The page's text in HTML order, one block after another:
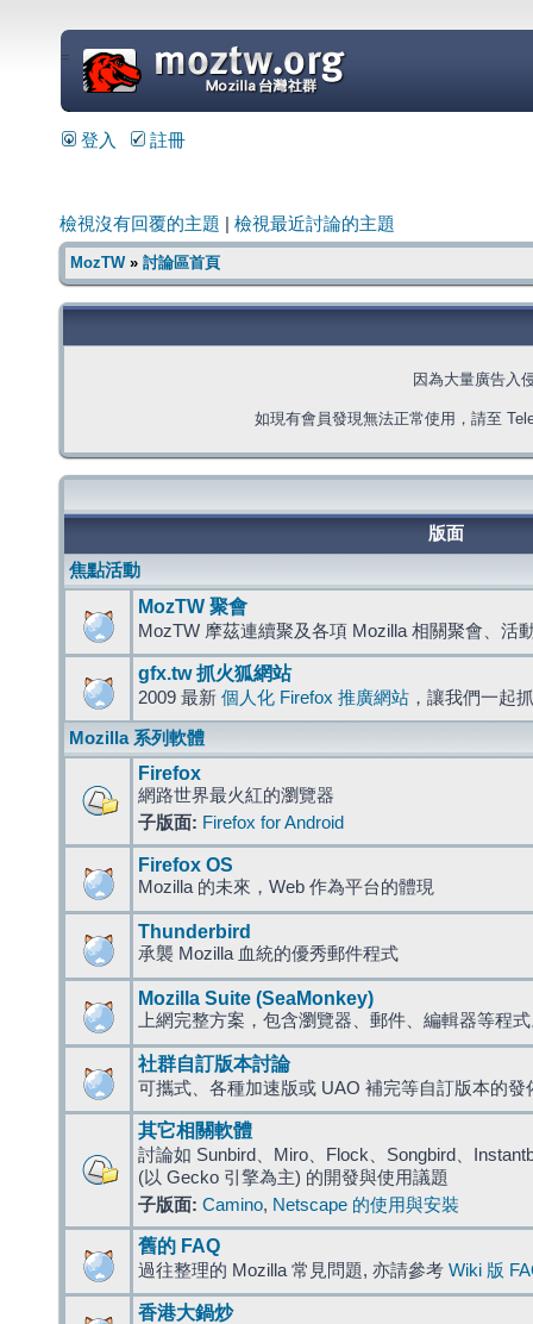
=
登入 註冊
檢視沒有回覆的主題 檢視最近討論的主題
MozTW» 討論區首頁
因為大量廣告入
如現有會員發現無法正常使用，請至
版面
焦點活動
MozTW 聚會
MozTW 摩茲連續聚及各項 Mozilla 相關聚會、活
gfx.tw 抓火狐網站
2009 最新 個人化 Firefox 推廣網站 ，讓我們一起
Mozilla 系列軟體
Firefox
網路世界最火紅的瀏覽器
子版面: Firefox for Android
Firefox OS
Mozilla 的未來，Web 作為平台的體現
Thunderbird
承襲 Mozilla 血統的優秀郵件程式
Mozilla Suite (SeaMonkey)
上網完整方案，包含瀏覽器、郵件、編輯器等程
社群自訂版本討論
可攜式、各種加速版或 UAO 補完等自訂版本的發
其它相關軟體
討論如 Sunbird、Miro、Flock、Songbird、
(以 Gecko 引擎為主) 的開發與使用議題
子版面: Camino, Netscape 的使用與安裝
舊的 FAQ
過往整理的 Mozilla 常見問題, 亦請參考 Wiki 版
香港大鍋炒